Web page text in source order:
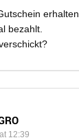
erhalten
bezahlt.
12:39